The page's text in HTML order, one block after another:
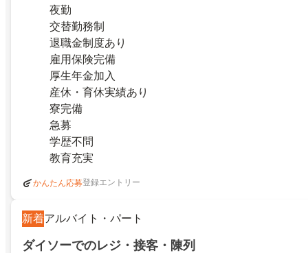
夜勤
交替勤務制
退職金制度あり
雇用保険完備
厚生年金加入
産休・育休実績あり
寮完備
急募
学歴不問
教育充実
かんたん応募登録エントリー
新着アルバイト・パート
ダイソーでのレジ・接客・陳列